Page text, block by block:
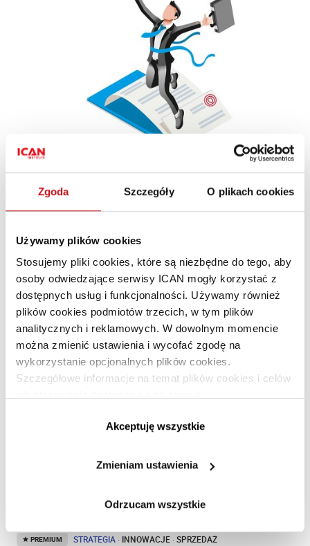
Zgoda Szczegóły O plikach cookies
Używamy plików cookies
Stosujemy pliki cookies, które są niezbędne do tego, aby
osoby odwiedzające serwisy ICAN mogły korzystać z
dostępnych usług i funkcjonalności. Używamy również
plików cookies podmiotów trzecich, w tym plików
analitycznych i reklamowych. W dowolnym momencie
można zmienić ustawienia i wycofać zgodę na
wykorzystanie opcjonalnych plików cookies.
Szczegółowe informacje na temat plików cookies i celów
Akceptuję wszystkie
Zmieniam ustawienia
Odrzucam wszystkie
Jak przedsiębiorstwa budują
doświadczenia pracowników
Stopa bezrobocia w Polsce ciągle spada. W czerwcu
wynosiła 5,9%, co oznacza, że bez pracy pozostawało
mniej niż milion ludzi. Takiego wyniku nie było od 28 lat.
Po nowe pomysły do dostawców
PREMIUM STRATEGIA · INNOWACJE · SPRZEDAŻ